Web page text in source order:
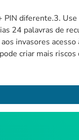
diferente.3.
24 palavras de
invasores
criar mais riscos